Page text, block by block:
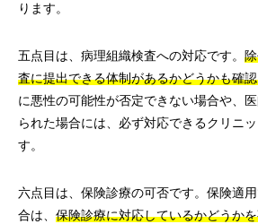
ります。
五点目は、病理組織検査への対応です。
査に提出できる体制があるかどうかも確
に悪性の可能性が否定できない場合や、
られた場合には、必ず対応できるクリニ
す。
六点目は、保険診療の可否です。保険適
合は、 保険診療に対応しているかどうか